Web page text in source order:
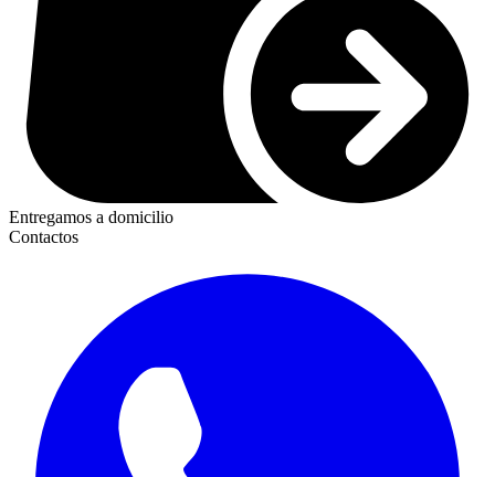
Entregamos a domicilio
Contactos